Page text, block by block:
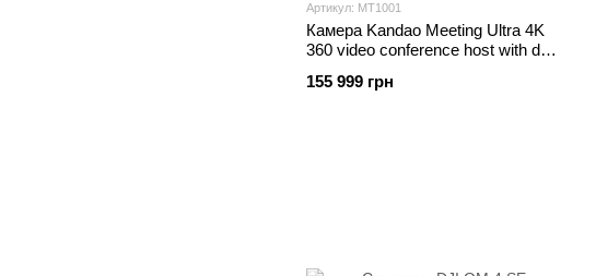
Артикул: MT1001
Камера Kandao Meeting Ultra 4K
360 video conference host with dual
155 999 грн